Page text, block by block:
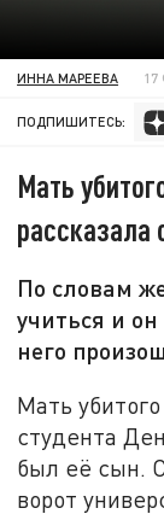
ИННА МАРЕЕВА 17
ПОДПИШИТЕСЬ:
Мать
рассказала
По словам
учиться и
него
Мать
студента
был её сын.
ворот